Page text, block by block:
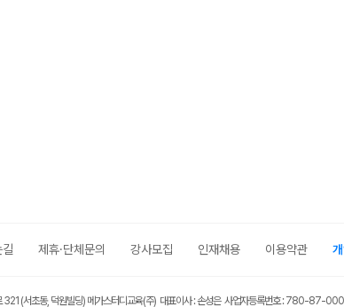
제휴·단체문의 강사모집 인재채용 이용약관
(서초동, 덕원빌딩) 메가스터디교육(주) 대표이사 : 손성은 사업자등록번호 : 780-87-